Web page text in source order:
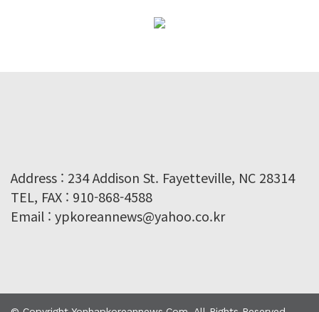
Address : 234 Addison St. Fayetteville, NC 28314
TEL, FAX : 910-868-4588
Email : ypkoreannews@yahoo.co.kr